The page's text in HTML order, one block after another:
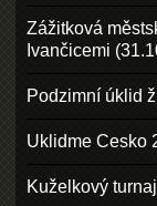
Zážitková
Ivančicemi
Podzimní úklid
Uklidme Cesko
Kuželkový